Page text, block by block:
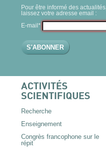
Pour être informé des
laissez votre adresse email :
E-mail*
ACTIVITÉS
SCIENTIFIQUES
Recherche
Enseignement
Congrès francophone sur le
répit